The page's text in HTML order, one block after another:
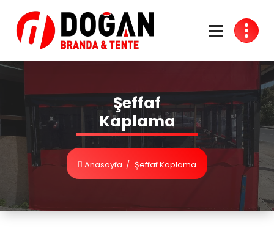
Şeffaf
Kaplama
Anasayfa / Şeffaf Kaplama